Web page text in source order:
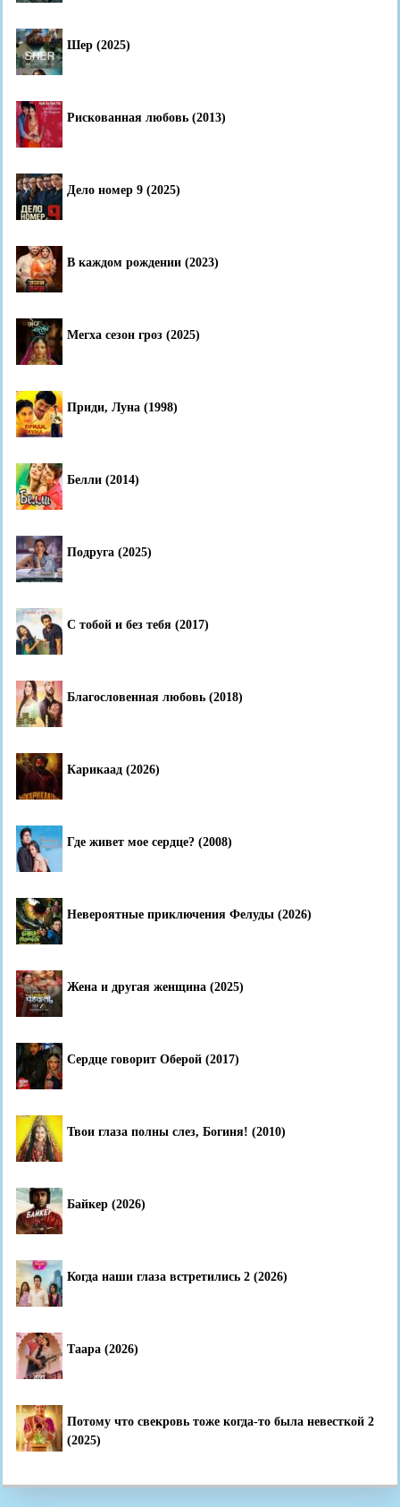
Шер (2025)
Рискованная любовь (2013)
Дело номер 9 (2025)
В каждом рождении (2023)
Мегха сезон гроз (2025)
Приди, Луна (1998)
Белли (2014)
Подруга (2025)
С тобой и без тебя (2017)
Благословенная любовь (2018)
Карикаад (2026)
Где живет мое сердце? (2008)
Невероятные приключения Фелуды (2026)
Жена и другая женщина (2025)
Сердце говорит Оберой (2017)
Твои глаза полны слез, Богиня! (2010)
Байкер (2026)
Когда наши глаза встретились 2 (2026)
Таара (2026)
Потому что свекровь тоже когда-то была невесткой 2
(2025)